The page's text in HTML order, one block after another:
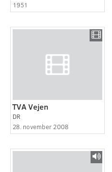
1951
TVA Vejen
DR
28. november 2008